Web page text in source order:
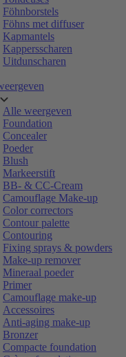
Föhnborstels
Föhns met diffuser
Kapmantels
Kappersscharen
Uitdunscharen
Alle weergeven
Foundation
Concealer
Poeder
Blush
Markeerstift
BB- & CC-Cream
Camouflage Make-up
Color correctors
Contour palette
Contouring
Fixing sprays & powders
Make-up remover
Mineraal poeder
Primer
Camouflage make-up
Accessoires
Anti-aging make-up
Bronzer
Compacte foundation